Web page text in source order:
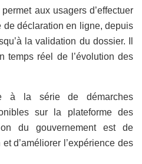
aux usagers d’effectuer
de déclaration en ligne, depuis
la validation du dossier. Il
temps réel de l’évolution des
à la série de démarches
sur la plateforme des
du gouvernement est de
d’améliorer l’expérience des